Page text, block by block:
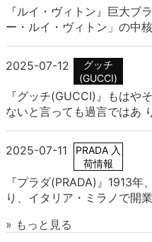
『ルイ・ヴィトン』巨大ブ
ー・ルイ・ヴィトン」の中
2025-07-12
グッチ
(GUCCI)
『グッチ(GUCCI)』もはや
ないと言っても過言ではあ
2025-07-11
PRADA 入
荷情報
『プラダ(PRADA)』1913年
り、イタリア・ミラノで開業
» もっと見る